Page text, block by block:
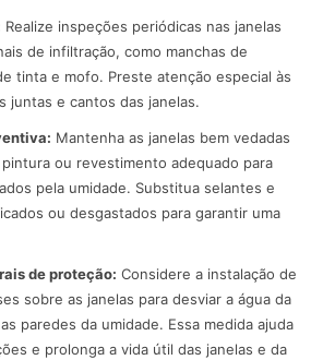
Realize inspeções periódicas nas janelas
de infiltração, como manchas de
tinta e mofo. Preste atenção especial às
juntas e cantos das janelas.
Mantenha as janelas bem vedadas
ou revestimento adequado para
pela umidade. Substitua selantes e
ou desgastados para garantir uma
de proteção: Considere a instalação de
sobre as janelas para desviar a água da
paredes da umidade. Essa medida ajuda
e prolonga a vida útil das janelas e da